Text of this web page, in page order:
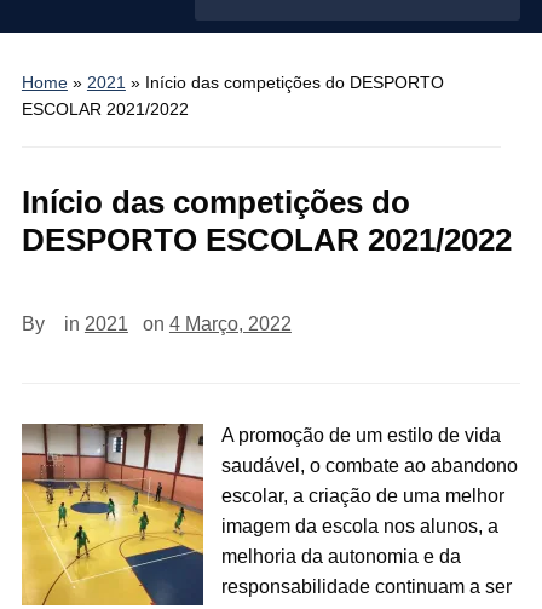
menu
Home» 2021 » Início das competições do DESPORTO
ESCOLAR 2021/2022
Início das competições do
DESPORTO ESCOLAR 2021/2022
By in 2021 on 4 Março, 2022
A promoção de um estilo de vida
saudável, o combate ao abandono
escolar, a criação de uma melhor
imagem da escola nos alunos, a
melhoria da autonomia e da
responsabilidade continuam a ser